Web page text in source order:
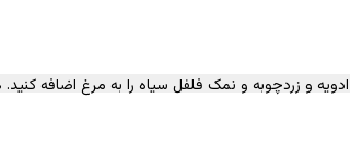
و زردچوبه و نمک فلفل سیاه را به مرغ اضافه